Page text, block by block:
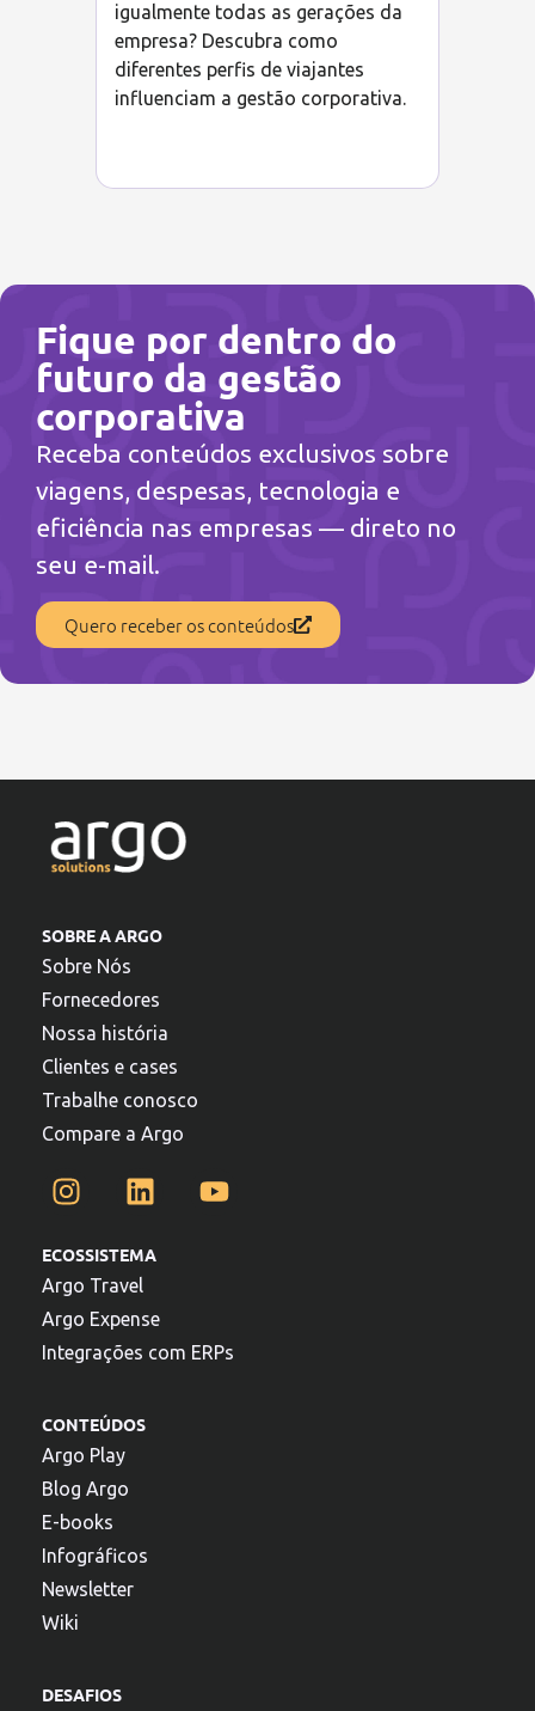
igualmente todas as gerações da
empresa? Descubra como
diferentes perfis de viajantes
influenciam a gestão corporativa.
Fique por dentro do
futuro da gestão
corporativa
Receba conteúdos exclusivos sobre
viagens, despesas, tecnologia e
eficiência nas empresas — direto no
seu e-mail.
Quero receber os conteúdos
SOBRE A ARGO
Sobre Nós
Fornecedores
Nossa história
Clientes e cases
Trabalhe conosco
Compare a Argo
ECOSSISTEMA
Argo Travel
Argo Expense
Integrações com ERPs
CONTEÚDOS
Argo Play
Blog Argo
E-books
Infográficos
Newsletter
Wiki
DESAFIOS